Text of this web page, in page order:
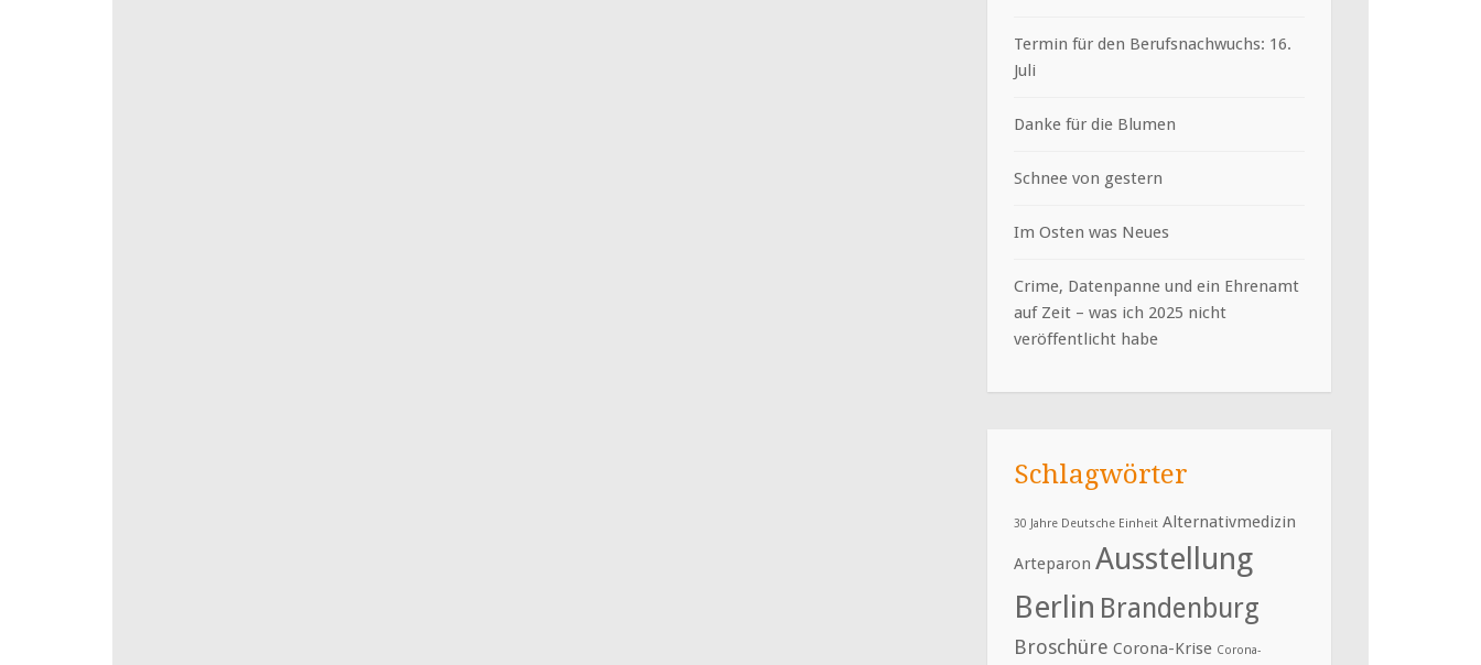
Termin für den Berufsnachwuchs: 16.
Juli
Danke für die Blumen
Schnee von gestern
Im Osten was Neues
Crime, Datenpanne und ein Ehrenamt
auf Zeit – was ich 2025 nicht
veröffentlicht habe
Schlagwörter
30 Jahre Deutsche Einheit Alternativmedizin
Arteparon Ausstellung
Berlin Brandenburg
Broschüre Corona-Krise Corona-